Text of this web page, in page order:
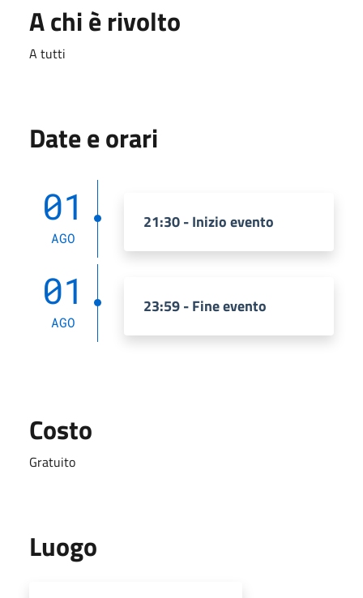
A chi è rivolto
A tutti
Date e orari
01
AGO
21:30 - Inizio evento
01
AGO
23:59 - Fine evento
Costo
Gratuito
Luogo